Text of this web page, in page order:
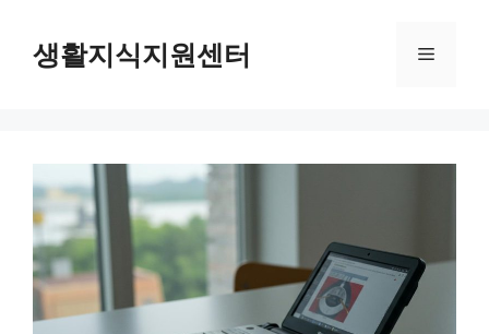
content생활지식지원센터 Menu